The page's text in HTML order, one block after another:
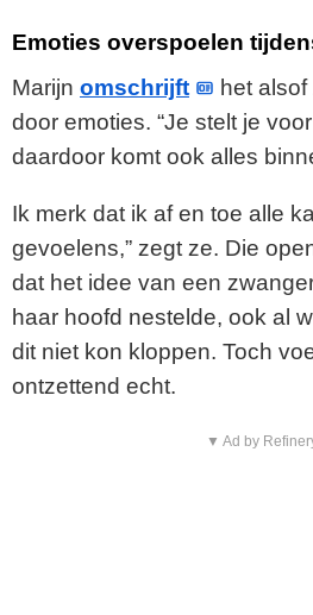
Emoties overspoelen
Marijn omschrijft
het
door emoties. “Je stelt je
daardoor komt ook alles
Ik merk dat ik af en toe alle
gevoelens,” zegt ze. Die
dat het idee van een
haar hoofd nestelde, ook al
dit niet kon kloppen. Toch
ontzettend echt.
▼ Ad by